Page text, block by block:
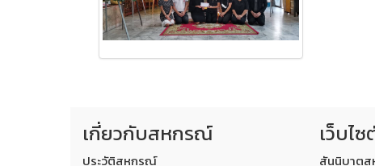
เกี่ยวกับสหกรณ์
ประวัติสหกรณ์
เว็บไ
สันนิบาต